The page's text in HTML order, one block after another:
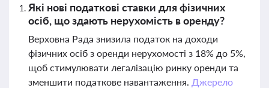
Які нові податкові ставки для фізичних
осіб, що здають нерухомість в оренду?
Верховна Рада знизила податок на доходи
фізичних осіб з оренди нерухомості з 18% до 5%,
щоб стимулювати легалізацію ринку оренди та
зменшити податкове навантаження. Джерело